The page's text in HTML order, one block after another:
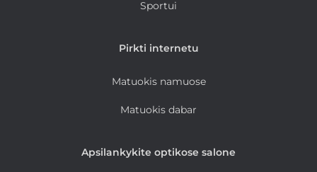
Sportui
Pirkti internetu
Matuokis namuose
Matuokis dabar
Apsilankykite optikose salone